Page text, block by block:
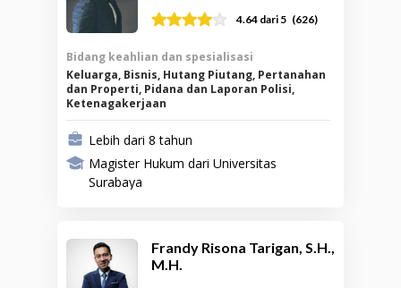
4.64 dari 5 (626)
Bidang keahlian dan spesialisasi
Keluarga, Bisnis, Hutang Piutang, Pertanahan
dan Properti, Pidana dan Laporan Polisi,
Ketenagakerjaan
Lebih dari 8 tahun
Magister Hukum dari Universitas
Surabaya
Frandy Risona Tarigan, S.H.,
M.H.